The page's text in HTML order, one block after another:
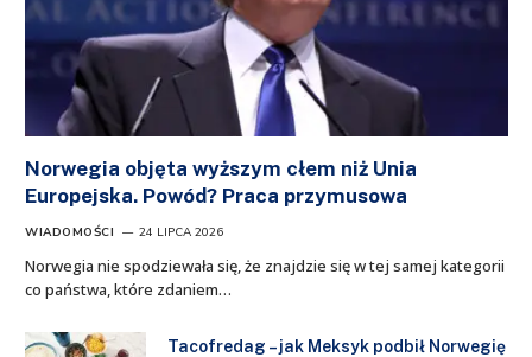
Norwegia objęta wyższym cłem niż Unia
Europejska. Powód? Praca przymusowa
WIADOMOŚCI 24 LIPCA 2026
Norwegia nie spodziewała się, że znajdzie się w tej samej kategorii
co państwa, które zdaniem…
Tacofredag – jak Meksyk podbił Norwegię